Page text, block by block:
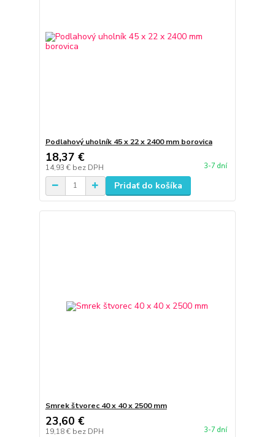
Podlahový uholník 45 x 22 x 2400 mm borovica
18,37 €
14,93 € bez DPH 3-7 dní
Pridať do košíka
Smrek štvorec 40 x 40 x 2500 mm
23,60 €
19,18 € bez DPH 3-7 dní